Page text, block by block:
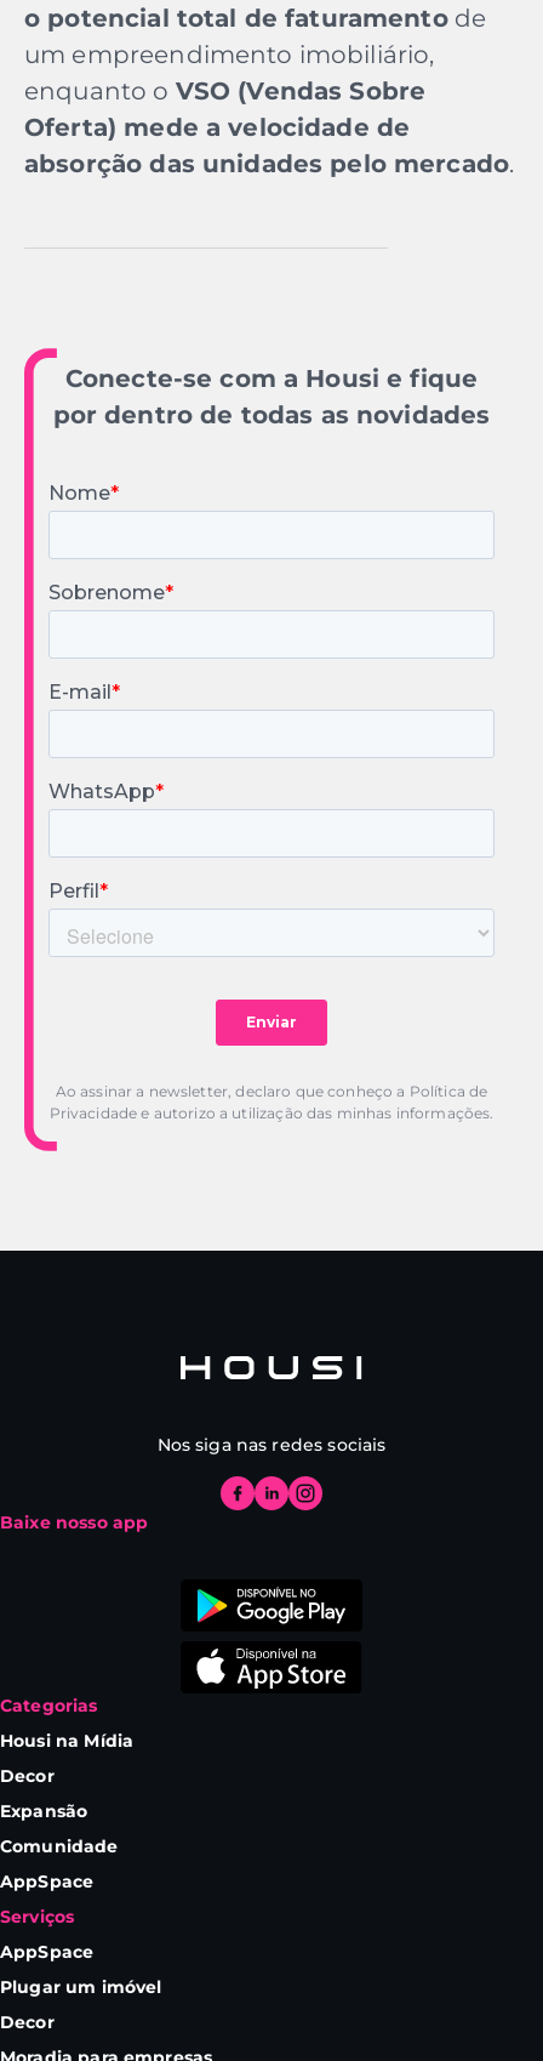
o potencial total de faturamentode
um empreendimento imobiliário,
enquanto o VSO (Vendas Sobre
Oferta) mede a velocidade de
absorção das unidades pelo mercado.
Conecte-se com a Housi e fique
por dentro de todas as novidades
Ao assinar a newsletter, declaro que conheço a Política de
Privacidade e autorizo a utilização das minhas informações.
Nos siga nas redes sociais
Baixe nosso app
Categorias
Housi na Mídia
Decor
Expansão
Comunidade
AppSpace
Serviços
AppSpace
Plugar um imóvel
Decor